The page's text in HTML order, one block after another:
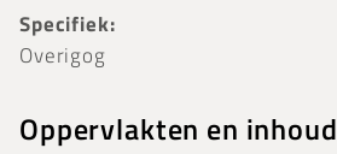
Specifiek:
Overigog
Oppervlakten en inhoud